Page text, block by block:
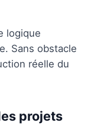
logique
Sans obstacle
réelle du
projets